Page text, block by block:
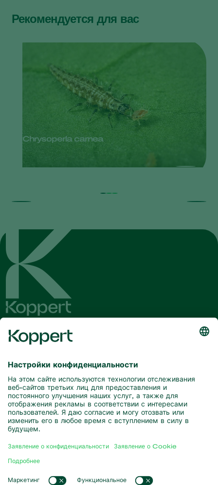
Рекомендуется для вас
Chrysoperla carnea
и актуальной информации
Подписаться здесь
Партнерство с природой
Паразитические осы
Полезные нематоды
О компании Koppert
Популярные ссылки